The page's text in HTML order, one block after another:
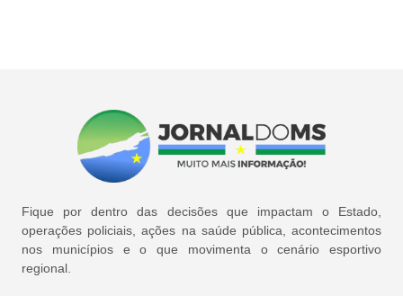
Fique por dentro das decisões que impactam o Estado,
operações policiais, ações na saúde pública, acontecimentos
nos municípios e o que movimenta o cenário esportivo
regional.